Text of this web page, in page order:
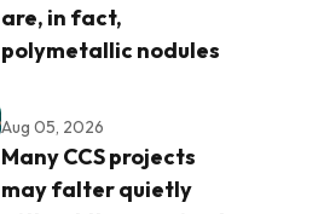
are, in fact,
polymetallic nodules
Aug 05, 2026
Many CCS projects
may falter quietly